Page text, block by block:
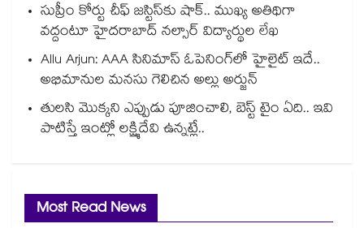
సుప్రీం కోర్టు చీఫ్ జస్టిస్⁭కు షాక్.. ముఖ్య అతిథిగా
వద్దంటూ హైదరాబాద్ నల్సార్ విద్యార్థుల లేఖ
Allu Arjun: AAA సినిమాస్ ఓపెనింగ్‌లో హైలైట్ ఇదే..
అభిమానుల మనసు గెలిచిన అల్లు అర్జున్
తులసి మొక్కని ఎప్పుడు పూజించాలి, బెస్ట్ టైం ఏది.. ఇవి
పాటిస్తే ఇంట్లో లక్ష్మిదేవి ఉన్నట్లే..
Most Read News